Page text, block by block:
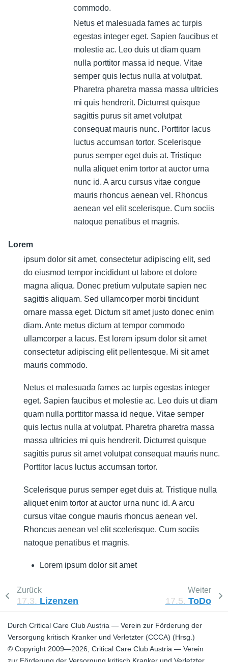
commodo.
Netus et malesuada fames ac turpis
egestas integer eget. Sapien faucibus et
molestie ac. Leo duis ut diam quam
nulla porttitor massa id neque. Vitae
semper quis lectus nulla at volutpat.
Pharetra pharetra massa massa ultricies
mi quis hendrerit. Dictumst quisque
sagittis purus sit amet volutpat
consequat mauris nunc. Porttitor lacus
luctus accumsan tortor. Scelerisque
purus semper eget duis at. Tristique
nulla aliquet enim tortor at auctor urna
nunc id. A arcu cursus vitae congue
mauris rhoncus aenean vel. Rhoncus
aenean vel elit scelerisque. Cum sociis
natoque penatibus et magnis.
Lorem
ipsum dolor sit amet, consectetur adipiscing elit, sed
do eiusmod tempor incididunt ut labore et dolore
magna aliqua. Donec pretium vulputate sapien nec
sagittis aliquam. Sed ullamcorper morbi tincidunt
ornare massa eget. Dictum sit amet justo donec enim
diam. Ante metus dictum at tempor commodo
ullamcorper a lacus. Est lorem ipsum dolor sit amet
consectetur adipiscing elit pellentesque. Mi sit amet
mauris commodo.
Netus et malesuada fames ac turpis egestas integer
eget. Sapien faucibus et molestie ac. Leo duis ut diam
quam nulla porttitor massa id neque. Vitae semper
quis lectus nulla at volutpat. Pharetra pharetra massa
massa ultricies mi quis hendrerit. Dictumst quisque
sagittis purus sit amet volutpat consequat mauris nunc.
Porttitor lacus luctus accumsan tortor.
Scelerisque purus semper eget duis at. Tristique nulla
aliquet enim tortor at auctor urna nunc id. A arcu
cursus vitae congue mauris rhoncus aenean vel.
Rhoncus aenean vel elit scelerisque. Cum sociis
natoque penatibus et magnis.
Lorem ipsum dolor sit amet
Zurück
17.3. Lizenzen
Weiter
17.5. ToDo
Durch Critical Care Club Austria — Verein zur Förderung der
Versorgung kritisch Kranker und Verletzter (CCCA) (Hrsg.)
© Copyright 2009—2026, Critical Care Club Austria — Verein